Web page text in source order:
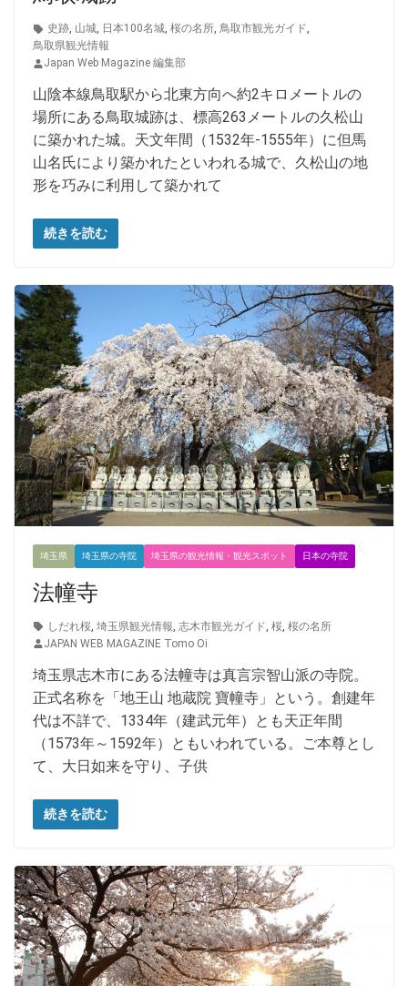
史跡, 山城, 日本100名城, 桜の名所, 鳥取市観光ガイド,
鳥取県観光情報
Japan Web Magazine 編集部
山陰本線鳥取駅から北東方向へ約2キロメートルの
場所にある鳥取城跡は、標高263メートルの久松山
に築かれた城。天文年間（1532年-1555年）に但馬
山名氏により築かれたといわれる城で、久松山の地
形を巧みに利用して築かれて
続きを読む
埼玉県 埼玉県の寺院 埼玉県の観光情報・観光スポット 日本の寺院
法幢寺
しだれ桜 埼玉県観光情報 志木市観光ガイド 桜 桜の名所
JAPAN WEB MAGAZINE Tomo Oi
埼玉県志木市にある法幢寺は真言宗智山派の寺院。
正式名称を「地王山 地蔵院 寶幢寺」という。創建年
代は不詳で、1334年（建武元年）とも天正年間
（1573年～1592年）ともいわれている。ご本尊とし
て、大日如来を守り、子供
続きを読む